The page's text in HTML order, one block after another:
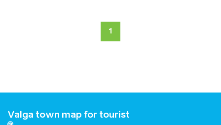
1
Valga town map for tourist